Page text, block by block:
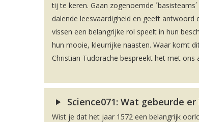
tij te keren. Gaan zogenoemde
dalende leesvaardigheid en geeft
vissen een belangrijke rol speelt in hun
hun mooie, kleurrijke naasten. Waar komt
Christian Tudorache bespreekt het met ons
Science071: Wat gebeurde
Wist je dat het jaar 1572 een belangrijk